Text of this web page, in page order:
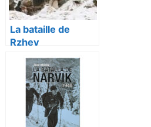
La bataille de
Rzhev